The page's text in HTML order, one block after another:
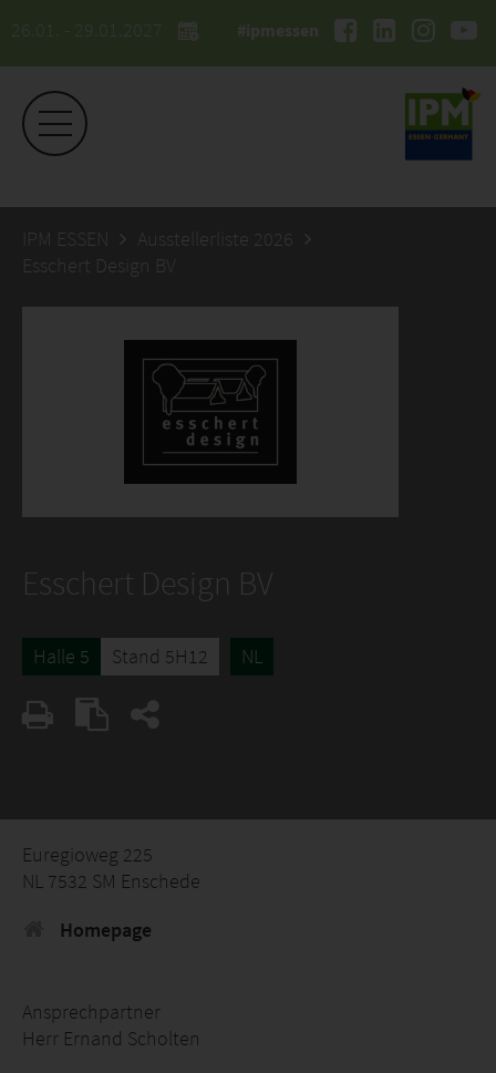
26.01. - 29.01.2027 #ipmessen
IPM ESSEN
Ausstellerliste 2026
Esschert Design BV
Esschert Design BV
Halle 5 Stand 5H12 NL
Euregioweg 225
NL 7532 SM Enschede
Homepage
Ansprechpartner
Herr Ernand Scholten